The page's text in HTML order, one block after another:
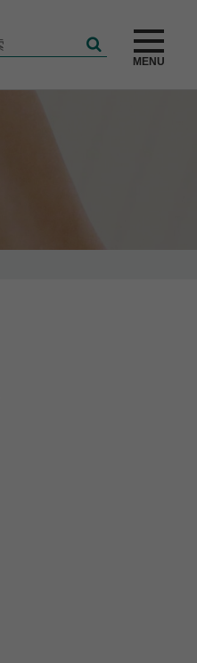
MENU